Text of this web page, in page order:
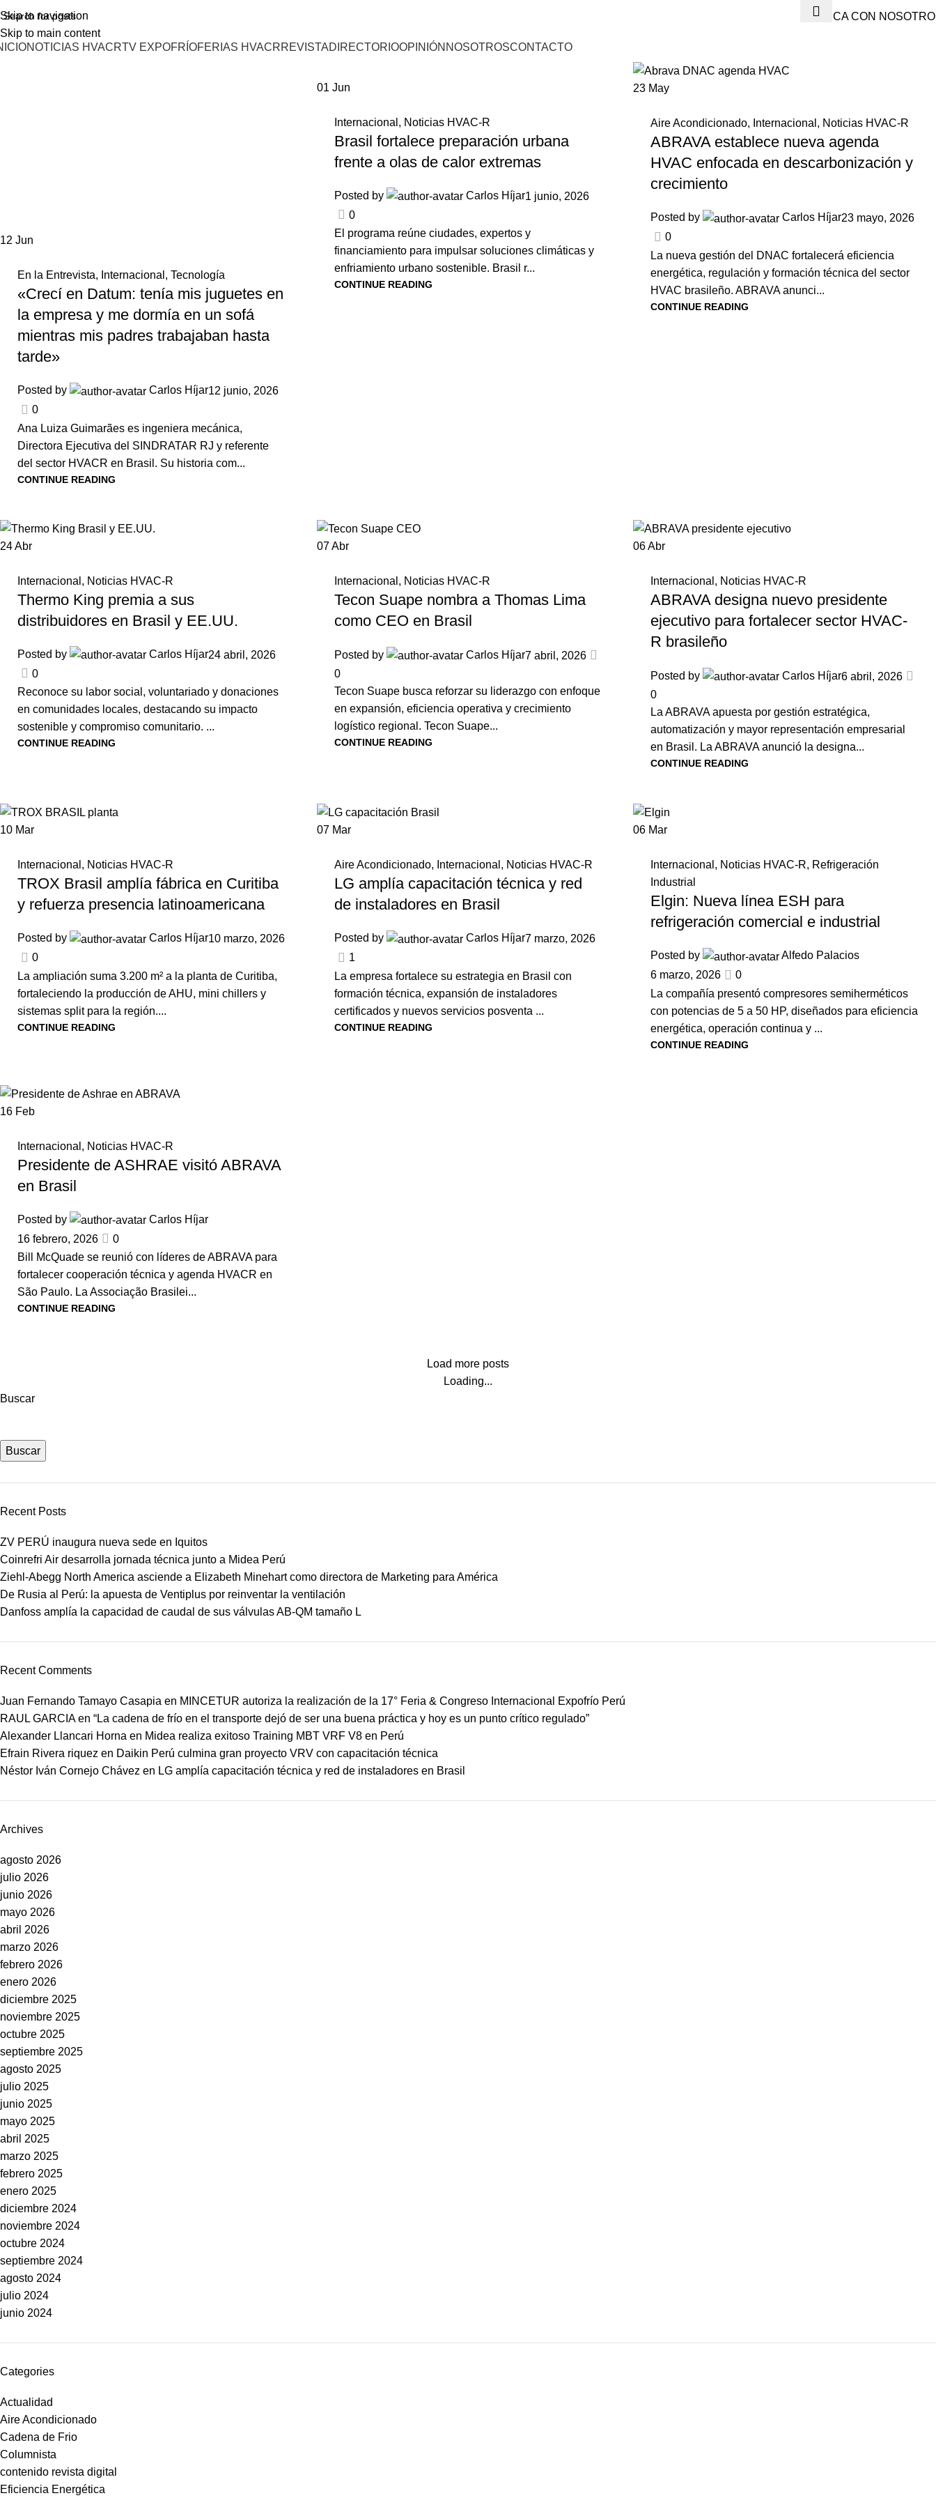
Skip to navigation
Skip to main content
PUBLICA CON
NOTICIAS HVACRTV EXPOFRÍOFERIAS HVACRREVISTADIRECTORIOOPINIÓN NOSOTROSCONTACTO
12 Jun
En la Entrevista, Internacional , Tecnología
«Crecí en Datum: tenía mis juguetes en
la empresa y me dormía en un sofá
mientras mis padres trabajaban hasta
tarde»
Posted by Carlos Híjar12 junio, 2026
0
Ana Luiza Guimarães es ingeniera mecánica,
Directora Ejecutiva del SINDRATAR RJ y referente
del sector HVACR en Brasil. Su historia com...
CONTINUE READING
01 Jun
Internacional , Noticias HVAC-R
Brasil fortalece preparación urbana
frente a olas de calor extremas
Posted by Carlos Híjar1 junio, 2026
0
El programa reúne ciudades, expertos y
financiamiento para impulsar soluciones climáticas y
enfriamiento urbano sostenible. Brasil r...
CONTINUE READING
23 May
Aire Acondicionado, Internacional , Noticias HVAC-R
ABRAVA establece nueva agenda
HVAC enfocada en descarbonización y
crecimiento
Posted by Carlos Híjar23 mayo, 2026
0
La nueva gestión del DNAC fortalecerá eficiencia
energética, regulación y formación técnica del sector
HVAC brasileño. ABRAVA anunci...
CONTINUE READING
24Abr
Internacional , Noticias HVAC-R
Thermo King premia a sus
distribuidores en Brasil y EE.UU.
Posted by Carlos Híjar24 abril, 2026
0
Reconoce su labor social, voluntariado y donaciones
en comunidades locales, destacando su impacto
sostenible y compromiso comunitario. ...
CONTINUE READING
07Abr
Internacional , Noticias HVAC-R
Tecon Suape nombra a Thomas Lima
como CEO en Brasil
Posted by Carlos Híjar7 abril, 2026
0
Tecon Suape busca reforzar su liderazgo con enfoque
en expansión, eficiencia operativa y crecimiento
logístico regional. Tecon Suape...
CONTINUE READING
06Abr
Internacional , Noticias HVAC-R
ABRAVA designa nuevo presidente
ejecutivo para fortalecer sector HVAC-
R brasileño
Posted by Carlos Híjar6 abril, 2026
0
La ABRAVA apuesta por gestión estratégica,
automatización y mayor representación empresarial
en Brasil. La ABRAVA anunció la designa...
CONTINUE READING
10 Mar
Internacional , Noticias HVAC-R
TROX Brasil amplía fábrica en Curitiba
y refuerza presencia latinoamericana
Posted by Carlos Híjar10 marzo, 2026
0
La ampliación suma 3.200 m² a la planta de Curitiba,
fortaleciendo la producción de AHU, mini chillers y
sistemas split para la región....
CONTINUE READING
07 Mar
Aire Acondicionado, Internacional , Noticias HVAC-R
LG amplía capacitación técnica y red
de instaladores en Brasil
Posted by Carlos Híjar7 marzo, 2026
1
La empresa fortalece su estrategia en Brasil con
formación técnica, expansión de instaladores
certificados y nuevos servicios posventa ...
CONTINUE READING
06 Mar
Internacional , Noticias HVAC-R, Refrigeración
Industrial
Elgin: Nueva línea ESH para
refrigeración comercial e industrial
Posted by
Alfedo Palacios
6 marzo, 2026
0
La compañía presentó compresores semiherméticos
con potencias de 5 a 50 HP, diseñados para eficiencia
energética, operación continua y ...
CONTINUE READING
16 Feb
Internacional , Noticias HVAC-R
Presidente de ASHRAE visitó ABRAVA
en Brasil
Posted by
Carlos Híjar
16 febrero, 2026
0
Bill McQuade se reunió con líderes de ABRAVA para
fortalecer cooperación técnica y agenda HVACR en
São Paulo. La Associação Brasilei...
CONTINUE READING
Load more posts
Loading...
Buscar
Buscar
Recent Posts
ZV PERÚ inaugura nueva sede en Iquitos
Coinrefri Air desarrolla jornada técnica junto a Midea Perú
Ziehl-Abegg North America asciende a Elizabeth Minehart como directora de Marketing para América
De Rusia al Perú: la apuesta de Ventiplus por reinventar la ventilación
Danfoss amplía la capacidad de caudal de sus válvulas AB-QM tamaño L
Recent Comments
Juan Fernando Tamayo Casapia en MINCETUR autoriza la realización de la 17° Feria & Congreso Internacional Expofrío Perú
RAUL GARCIAen “La cadena de frío en el transporte dejó de ser una buena práctica y hoy es un punto crítico regulado”
Alexander Llancari Horna en Midea realiza exitoso Training MBT VRF V8 en Perú
Efrain Rivera riquez en Daikin Perú culmina gran proyecto VRV con capacitación técnica
Néstor Iván Cornejo Chávez en LG amplía capacitación técnica y red de instaladores en Brasil
Archives
agosto 2026
julio 2026
junio 2026
mayo 2026
abril 2026
marzo 2026
febrero 2026
enero 2026
diciembre 2025
noviembre 2025
octubre 2025
septiembre 2025
agosto 2025
julio 2025
junio 2025
mayo 2025
abril 2025
marzo 2025
febrero 2025
enero 2025
diciembre 2024
noviembre 2024
octubre 2024
septiembre 2024
agosto 2024
julio 2024
junio 2024
Categories
Actualidad
Aire Acondicionado
Cadena de Frio
Columnista
contenido revista digital
Eficiencia Energética